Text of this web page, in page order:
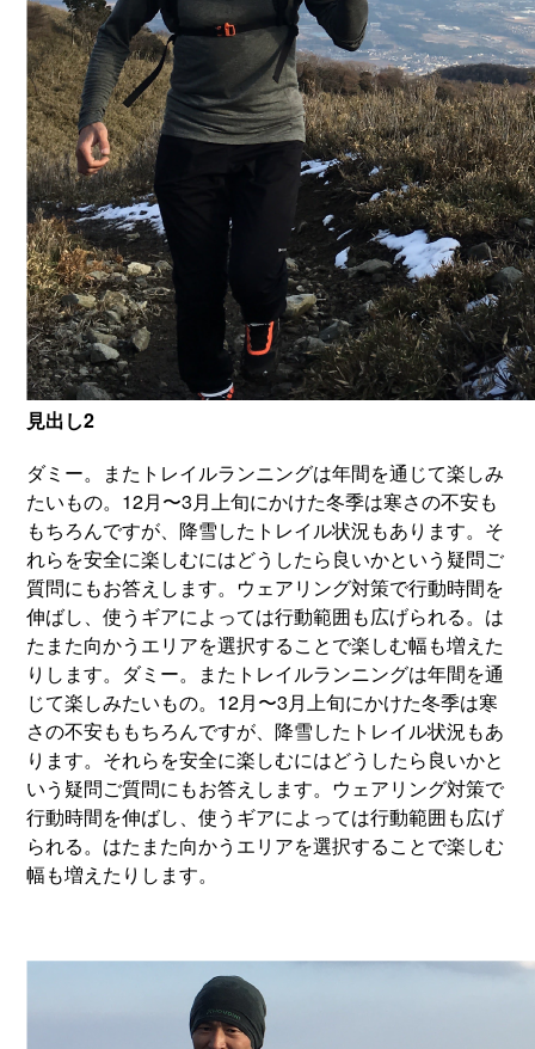
見出し2
ダミー。またトレイルランニングは年間を通じて楽しみ
たいもの。12月〜3月上旬にかけた冬季は寒さの不安も
もちろんですが、降雪したトレイル状況もあります。そ
れらを安全に楽しむにはどうしたら良いかという疑問ご
質問にもお答えします。ウェアリング対策で行動時間を
伸ばし、使うギアによっては行動範囲も広げられる。は
たまた向かうエリアを選択することで楽しむ幅も増えた
りします。ダミー。またトレイルランニングは年間を通
じて楽しみたいもの。12月〜3月上旬にかけた冬季は寒
さの不安ももちろんですが、降雪したトレイル状況もあ
ります。それらを安全に楽しむにはどうしたら良いかと
いう疑問ご質問にもお答えします。ウェアリング対策で
行動時間を伸ばし、使うギアによっては行動範囲も広げ
られる。はたまた向かうエリアを選択することで楽しむ
幅も増えたりします。